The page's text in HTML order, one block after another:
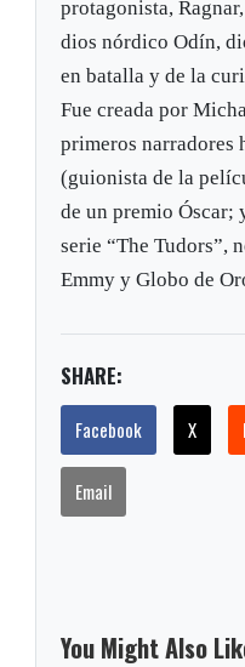
protagonista,
dios nórdico Odín,
en batalla y de la
Fue creada por
primeros narradores
(guionista de la
de un premio Óscar;
serie “The Tudors”,
Emmy y Globo de
SHARE:
Facebook X
Email
You Might Also